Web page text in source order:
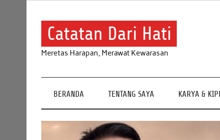
Catatan Dari Hati
Meretas Harapan, Merawat Kewarasan
BERANDA TENTANG SAYA KARYA &